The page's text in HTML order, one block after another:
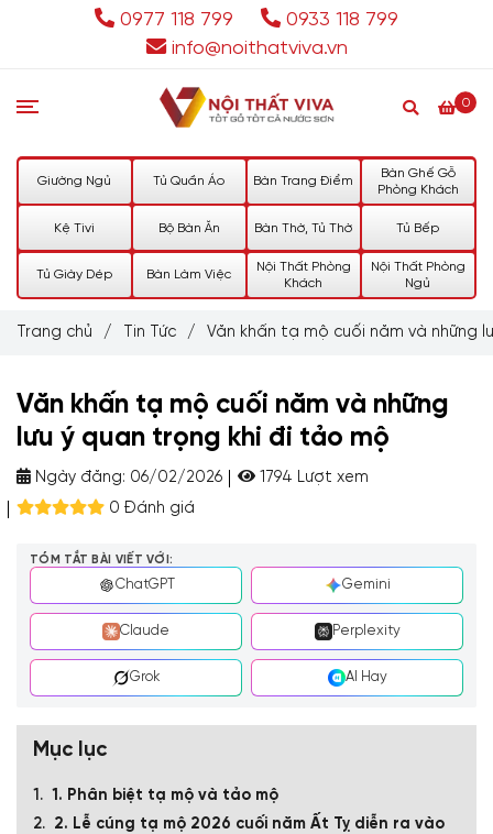
0977 118 799
0933 118 799
info@noithatviva.vn
0
Giường Ngủ Tủ Quần Áo Bàn Trang Điểm
Bàn Ghế Gỗ
Phòng Khách
Kệ Tivi Bộ Bàn Ăn Bàn Thờ, Tủ Thờ Tủ Bếp
Tủ Giày Dép Bàn Làm Việc
Nội Thất Phòng
Khách
Nội Thất Phòng
Ngủ
Trang chủ / Tin Tức / Văn khấn tạ mộ cuối năm và những
Văn khấn tạ mộ cuối năm và những
lưu ý quan trọng khi đi tảo mộ
Ngày đăng: 06/02/2026
1794 Lượt xem
0 Đánh giá
TÓM TẮT BÀI VIẾT VỚI:
ChatGPT Gemini
Claude Perplexity
Grok AI Hay
Mục lục
1. Phân biệt tạ mộ và tảo mộ
2. Lễ cúng tạ mộ 2026 cuối năm Ất Tỵ diễn ra vào